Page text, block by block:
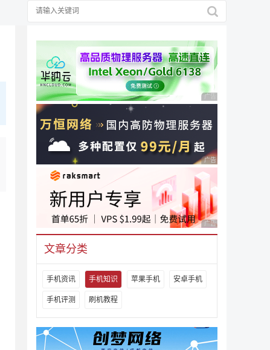
广告 商业广告，理性
广告 商业广告，理性
广告 商业广告，理性
文章分类
手机资讯 手机知识 苹果手机 安卓手机
手机评测 刷机教程